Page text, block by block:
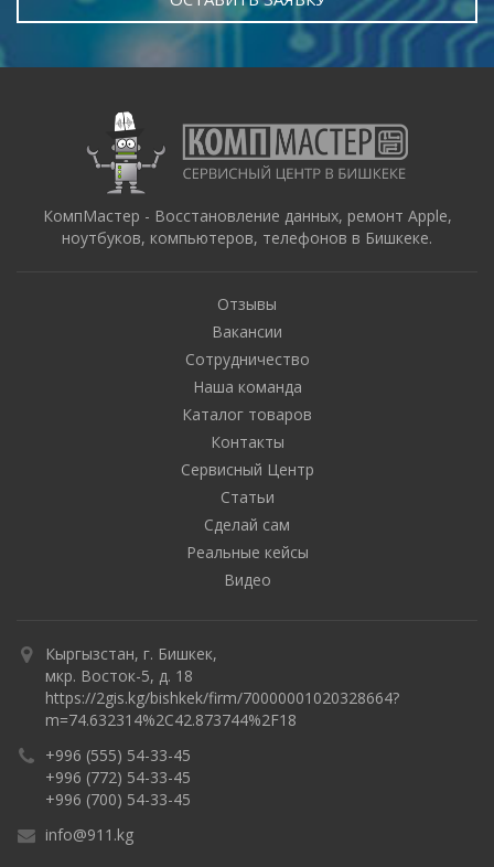
КомпМастер - Восстановление данных, ремонт Apple,
ноутбуков, компьютеров, телефонов в Бишкеке.
Отзывы
Вакансии
Сотрудничество
Наша команда
Каталог товаров
Контакты
Сервисный Центр
Статьи
Сделай сам
Реальные кейсы
Видео
Кыргызстан, г. Бишкек,
мкр. Восток-5, д. 18
https://2gis.kg/bishkek/firm/70000001020328664?
m=74.632314%2C42.873744%2F18
+996 (555) 54-33-45
+996 (772) 54-33-45
+996 (700) 54-33-45
info@911.kg